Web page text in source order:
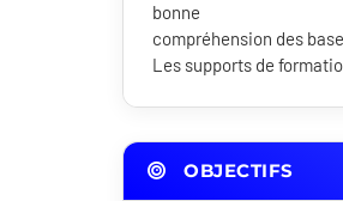
bonne
compréhension des
Les supports de
OBJECTIFS